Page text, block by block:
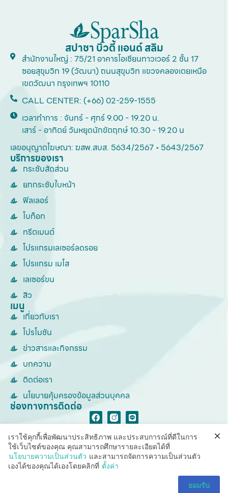
สปาชา บิวตี้ แอนด์ สลิม
สำนักงานใหญ่ : 75/21 อาคารโอเชียนทาวเวอร์ 2 ชั้น 17
ซอยสุขุมวิท 19 (วัฒนา) ถนนสุขุมวิท แขวงคลองเตยเหนือ
เขตวัฒนา กรุงเทพฯ 10110
CALL CENTER: (+66) 02-259-1555
เวลาทำการ : จันทร์ - ศุกร์ 9.00 - 19.20 น.
เสาร์ - อาทิตย์ วันหยุดนักขัตฤกษ์ 10.30 - 19.20 น
เลขอนุญาตโฆษณา: ฆสพ.สบส. 5634/2567 • 5643/2567
บริการของเรา
กระชับสัดส่วน
ยกกระชับใบหน้า
ฟิลเลอร์
โบท็อก
ทรีตเมนต์
โปรแกรมเลเซอร์ลดรอย
โปรแกรม เมโส
เลเซอร์ขน
สิว
เมนู
เกี่ยวกับเรา
โปรโมชัน
ข่าวสารและกิจกรรม
บทความ
ติดต่อเรา
นโยบายคุ้มครองข้อมูลส่วนบุคคล
ช่องทางการติดต่อ
© Copyright SparSha Thailand 2026. All rights reserved.
เราใช้คุกกี้เพื่อพัฒนาประสิทธิภาพ และประสบการณ์ที่ดีในการ
ใช้เว็บไซต์ของคุณ คุณสามารถศึกษารายละเอียดได้ที่
นโยบายความเป็นส่วนตัว และสามารถจัดการความเป็นส่วนตัว
เองได้ของคุณได้เองโดยคลิกที่ ตั้งค่า
ยอมรับ